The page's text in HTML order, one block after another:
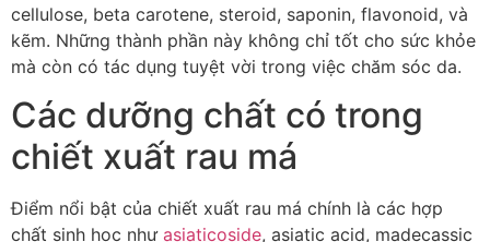
cellulose, beta carotene, steroid, saponin, flavonoid, và
kẽm. Những thành phần này không chỉ tốt cho sức khỏe
mà còn có tác dụng tuyệt vời trong việc chăm sóc da.
Các dưỡng chất có trong
chiết xuất rau má
Điểm nổi bật của chiết xuất rau má chính là các hợp
chất sinh học như asiaticoside, asiatic acid, madecassic